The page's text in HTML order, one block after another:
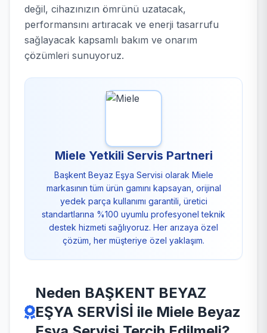
değil, cihazınızın ömrünü uzatacak,
performansını artıracak ve enerji tasarrufu
sağlayacak kapsamlı bakım ve onarım
çözümleri sunuyoruz.
Miele Yetkili Servis Partneri
Başkent Beyaz Eşya Servisi olarak Miele
markasının tüm ürün gamını kapsayan, orijinal
yedek parça kullanımı garantili, üretici
standartlarına %100 uyumlu profesyonel teknik
destek hizmeti sağlıyoruz. Her arızaya özel
çözüm, her müşteriye özel yaklaşım.
Neden BAŞKENT BEYAZ
EŞYA SERVİSİ ile Miele Beyaz